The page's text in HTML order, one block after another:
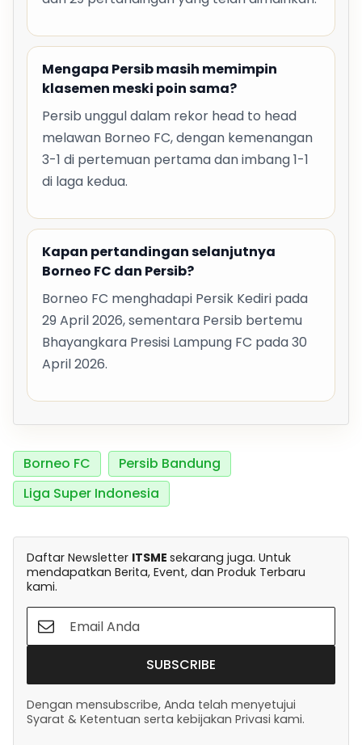
Mengapa Persib masih memimpin
klasemen meski poin sama?
Persib unggul dalam rekor head to head
melawan Borneo FC, dengan kemenangan
3-1 di pertemuan pertama dan imbang 1-1
di laga kedua.
Kapan pertandingan selanjutnya
Borneo FC dan Persib?
Borneo FC menghadapi Persik Kediri pada
29 April 2026, sementara Persib bertemu
Bhayangkara Presisi Lampung FC pada 30
April 2026.
Borneo FC
Persib Bandung
Liga Super Indonesia
Daftar Newsletter ITSME sekarang juga. Untuk
mendapatkan Berita, Event, dan Produk Terbaru
kami.
SUBSCRIBE
Dengan mensubscribe, Anda telah menyetujui
Syarat & Ketentuan serta kebijakan Privasi kami.